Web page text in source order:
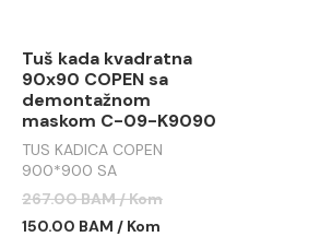
Tuš kada kvadratna
90x90 COPEN sa
demontažnom
maskom C-09-K9090
TUS KADICA COPEN
900*900 SA
DEMONTAŽNOM MASKOM
C-09-K9090
267.00 BAM / Kom
150.00 BAM / Kom